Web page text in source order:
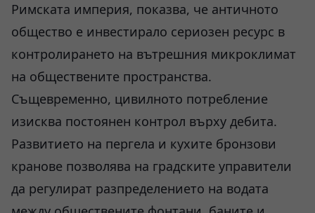
Римската империя, показва, че античното
общество е инвестирало сериозен ресурс в
контролирането на вътрешния микроклимат
на обществените пространства.
Същевременно, цивилното потребление
изисква постоянен контрол върху дебита.
Развитието на пергела и кухите бронзови
кранове позволява на градските управители
да регулират разпределението на водата